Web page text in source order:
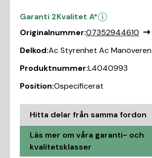
Garanti 2Kvalitet A*
Originalnummer:07352944610
Delkod:Ac Styrenhet Ac Manöveren
Produktnummer:L4040993
Position:Ospecificerat
Hitta delar från samma fordon
Läs mer om våra garanti- och
kvalitetsklasser